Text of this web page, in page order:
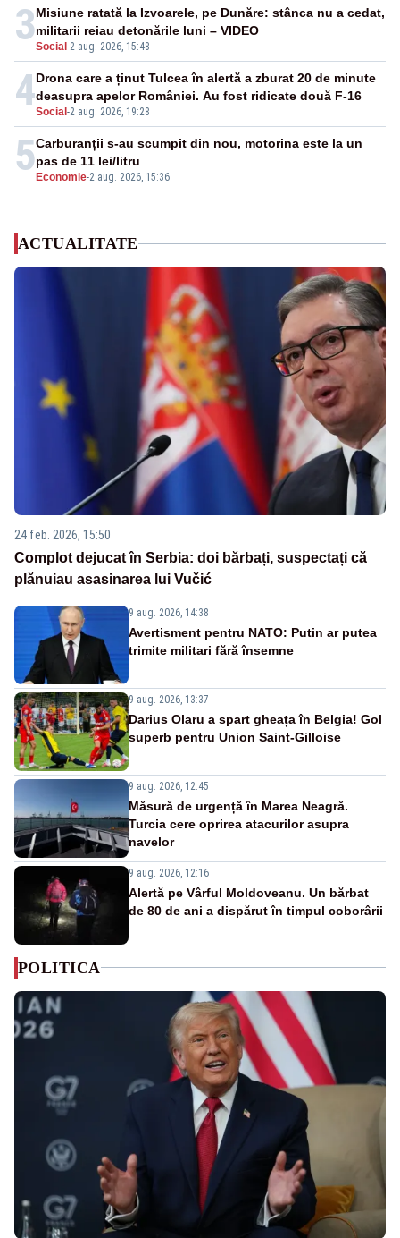
3Social -2 aug. 2026, 15:48
Misiune ratată la Izvoarele, pe Dunăre: stânca nu a cedat,
militarii reiau detonările luni – VIDEO
4Social -2 aug. 2026, 19:28
Drona care a ținut Tulcea în alertă a zburat 20 de minute
deasupra apelor României. Au fost ridicate două F-16
5 Economie-2 aug. 2026, 15:36
Carburanții s-au scumpit din nou, motorina este la un
pas de 11 lei/litru
ACTUALITATE
24 feb. 2026, 15:50
Complot dejucat în Serbia: doi bărbați, suspectați că
plănuiau asasinarea lui Vučić
9 aug. 2026, 14:38
Avertisment pentru NATO: Putin ar putea
trimite militari fără însemne
9 aug. 2026, 13:37
Darius Olaru a spart gheața în Belgia! Gol
superb pentru Union Saint-Gilloise
9 aug. 2026, 12:45
Măsură de urgență în Marea Neagră.
Turcia cere oprirea atacurilor asupra
navelor
9 aug. 2026, 12:16
Alertă pe Vârful Moldoveanu. Un bărbat
de 80 de ani a dispărut în timpul coborârii
POLITICA